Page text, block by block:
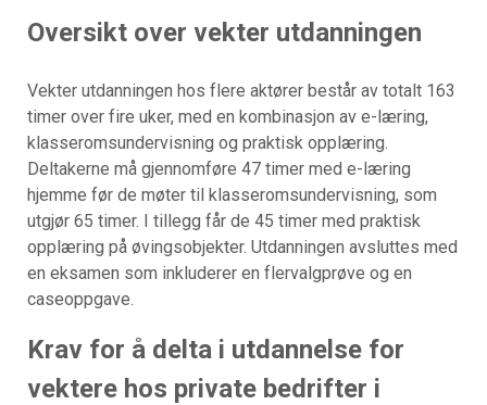
Oversikt over vekter utdanningen
Vekter utdanningen hos flere aktører består av totalt 163
timer over fire uker, med en kombinasjon av e-læring,
klasseromsundervisning og praktisk opplæring.
Deltakerne må gjennomføre 47 timer med e-læring
hjemme før de møter til klasseromsundervisning, som
utgjør 65 timer. I tillegg får de 45 timer med praktisk
opplæring på øvingsobjekter. Utdanningen avsluttes med
en eksamen som inkluderer en flervalgprøve og en
caseoppgave.
Krav for å delta i utdannelse for
vektere hos private bedrifter i